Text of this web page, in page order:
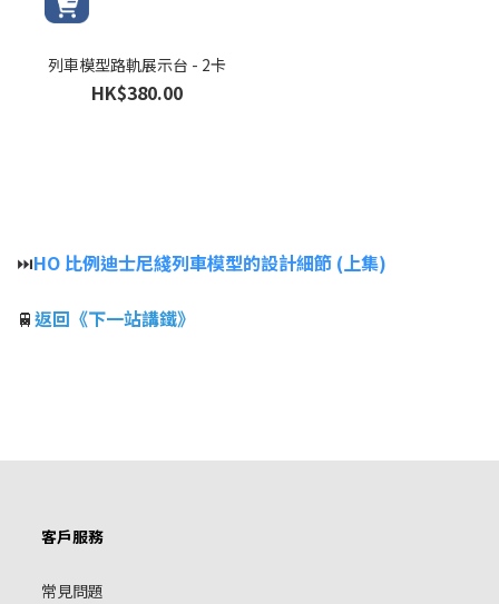
列車模型路軌展示台 - 2卡
HK$380.00
⏭️HO 比例迪士尼綫列車模型的設計細節 (上集)
🚆返回《下一站講鐵》
客戶服務
常見問題